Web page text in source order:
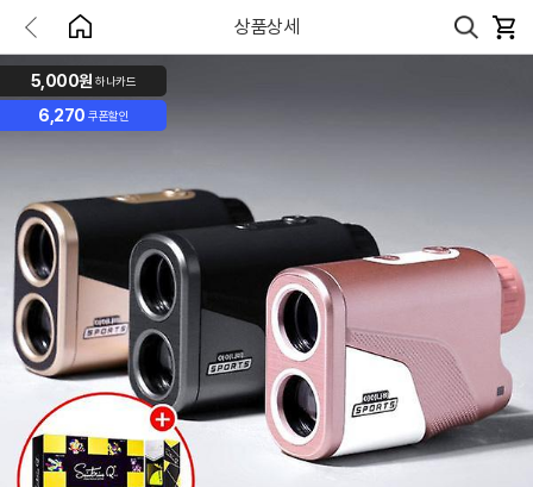
상품상세
5,000원 하나카드
6,270 쿠폰할인